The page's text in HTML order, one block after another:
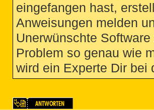
eingefangen hast,
Anweisungen melden
Unerwünschte
Problem so genau wie
wird ein Experte Dir bei